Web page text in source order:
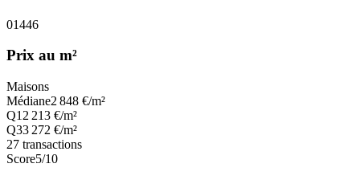
01446
Prix au m²
Maisons
Médiane2 848 €/m²
Q1 2 213 €/m²
Q33 272 €/m²
27 transactions
Score5/10